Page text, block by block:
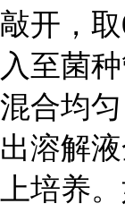
敲开，
入至菌
混合均
出溶解
上培养